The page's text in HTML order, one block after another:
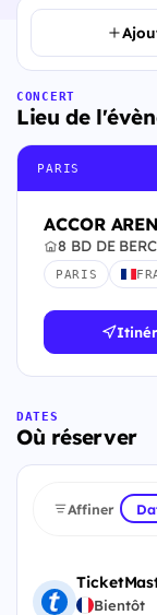
CONCERT
Lieu de
PARIS
ACCOR
8 BD DE
PARIS
DATES
Où réserver
Affiner
Bientôt